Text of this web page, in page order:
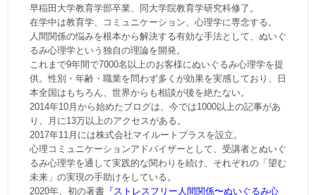
早稲田大学教育学部卒業、同大学院教育学研究科修了。
在学中は教育学、コミュニケーション、心理学に専念する。
人間関係の悩みを根本から解決する有効な手法として、ぬいぐ
るみ心理学という独自の理論を開発。
これまで9年間で7000名以上のお客様にぬいぐるみ心理学を提
供。性別・年齢・職業を問わず多くが効果を実感しており、日
本全国はもちろん、世界からも相談が後を絶たない。
2014年10月から始めたブログは、今では1000以上の記事があ
り、月に13万以上のアクセスがある。
2017年11月には株式会社マイルートプラスを設立。
心理コミュニケーションアドバイザーとして、受講者とぬいぐ
るみ心理学を通して実践的な関わりを続け、それぞれの「望む
未来」の実現の手助けをしている。
2020年、初の著書 『ストレスフリー人間関係〜ぬいぐるみ心